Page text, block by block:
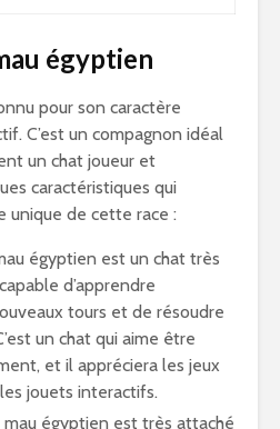
égyptien
pour son caractère
C’est un compagnon idéal
un chat joueur et
caractéristiques qui
unique de cette race :
égyptien est un chat très
d’apprendre
tours et de résoudre
un chat qui aime être
et il appréciera les jeux
jouets interactifs.
égyptien est très attaché